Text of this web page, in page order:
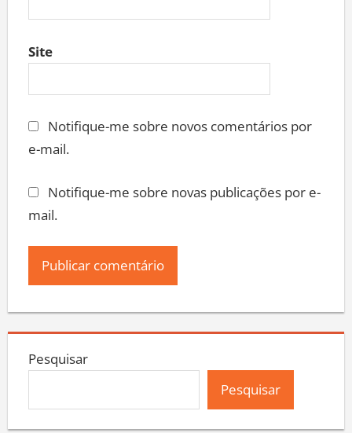
Site
Notifique-me sobre novos comentários por
e-mail.
Notifique-me sobre novas publicações por e-
mail.
Pesquisar
Pesquisar